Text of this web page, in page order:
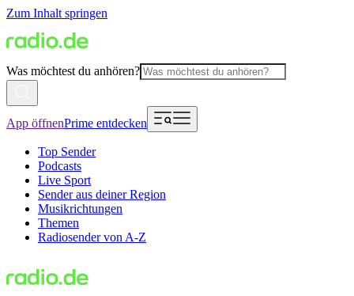
Zum Inhalt springen
Was möchtest du anhören?
App öffnenPrime entdecken
Top Sender
Podcasts
Live Sport
Sender aus deiner Region
Musikrichtungen
Themen
Radiosender von A-Z